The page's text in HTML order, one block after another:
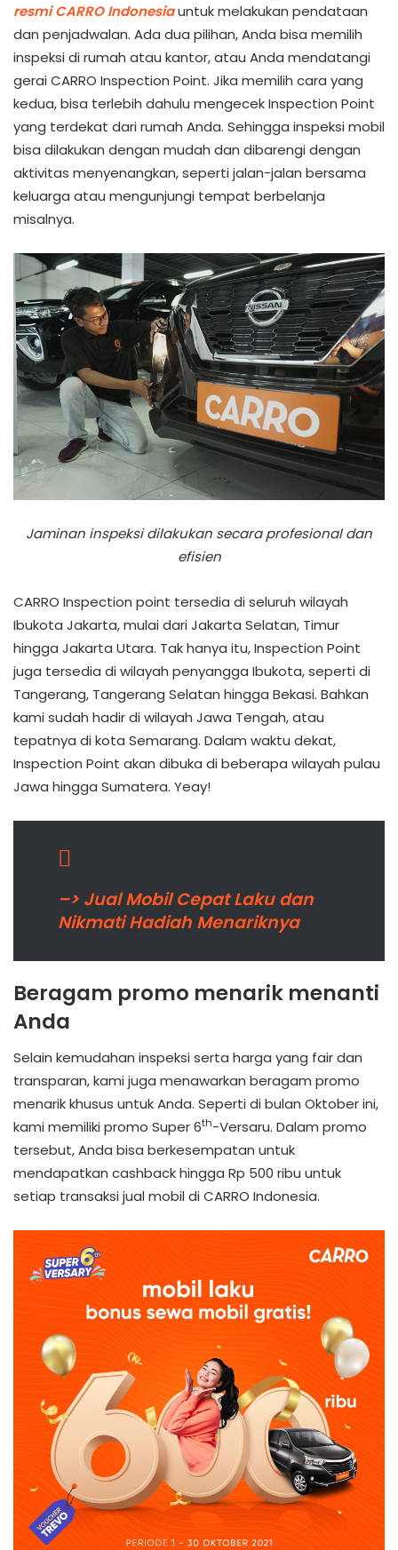
resmi CARRO Indonesiauntuk melakukan pendataan
dan penjadwalan. Ada dua pilihan, Anda bisa memilih
inspeksi di rumah atau kantor, atau Anda mendatangi
gerai CARRO Inspection Point. Jika memilih cara yang
kedua, bisa terlebih dahulu mengecek Inspection Point
yang terdekat dari rumah Anda. Sehingga inspeksi mobil
bisa dilakukan dengan mudah dan dibarengi dengan
aktivitas menyenangkan, seperti jalan-jalan bersama
keluarga atau mengunjungi tempat berbelanja
misalnya.
Jaminan inspeksi dilakukan secara profesional dan
efisien
CARRO Inspection point tersedia di seluruh wilayah
Ibukota Jakarta, mulai dari Jakarta Selatan, Timur
hingga Jakarta Utara. Tak hanya itu, Inspection Point
juga tersedia di wilayah penyangga Ibukota, seperti di
Tangerang, Tangerang Selatan hingga Bekasi. Bahkan
kami sudah hadir di wilayah Jawa Tengah, atau
tepatnya di kota Semarang. Dalam waktu dekat,
Inspection Point akan dibuka di beberapa wilayah pulau
Jawa hingga Sumatera. Yeay!
–> Jual Mobil Cepat Laku dan
Nikmati Hadiah Menariknya
Beragam promo menarik menanti
Anda
Selain kemudahan inspeksi serta harga yang fair dan
transparan, kami juga menawarkan beragam promo
menarik khusus untuk Anda. Seperti di bulan Oktober ini,
kami memiliki promo Super 6th-Versaru. Dalam promo
tersebut, Anda bisa berkesempatan untuk
mendapatkan cashback hingga Rp 500 ribu untuk
setiap transaksi jual mobil di CARRO Indonesia.